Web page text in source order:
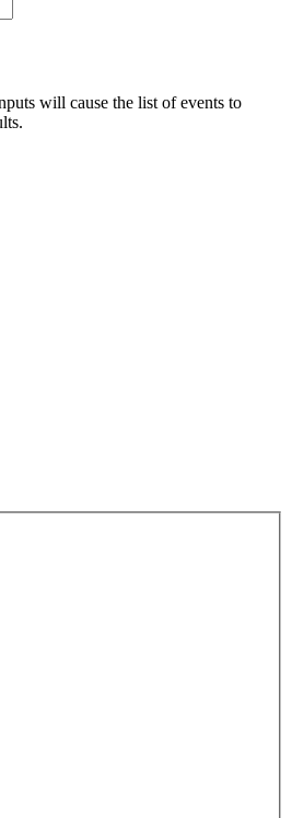
will cause the list of events to